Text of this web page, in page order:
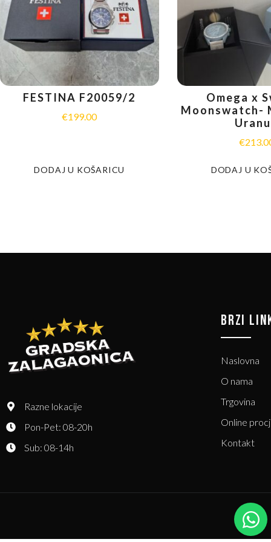
FESTINA F20059/2
€199.00
DODAJ U KOŠARICU
Omega x
Moonswatch-
€
DODAJ U
Razne lokacije
Pon-Pet: 08-20h
Sub: 08-14h
BRZI
Naslovna
O nama
Trgovina
Online
Kontakt